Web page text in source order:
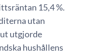
15,4 %.
utan
utgjorde
hushållens